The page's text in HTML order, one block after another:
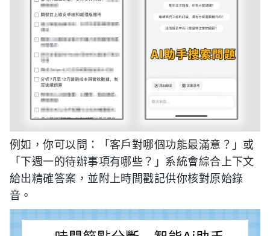
例如，你可以問：「客戶對哪個功能最滿意？」或
「下週一的待辦事項有哪些？」系統會綜合上下文
給出精確答案，並附上時間戳記供你核對原始錄
音。